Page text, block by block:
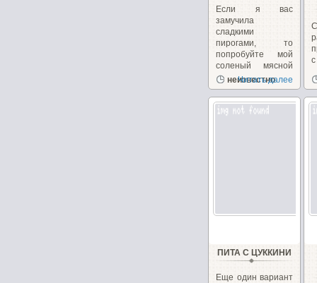
Если я вас
замучила
сладкими
пирогами, то
попробуйте мой
соленый мясной
киш!...неизвестно
Читать далее
ПИТА С ЦУККИНИ
Еще один вариант